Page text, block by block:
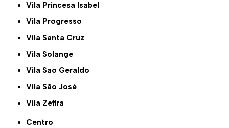
Vila Princesa Isabel
Vila Progresso
Vila Santa Cruz
Vila Solange
Vila São Geraldo
Vila São José
Vila Zefira
Centro